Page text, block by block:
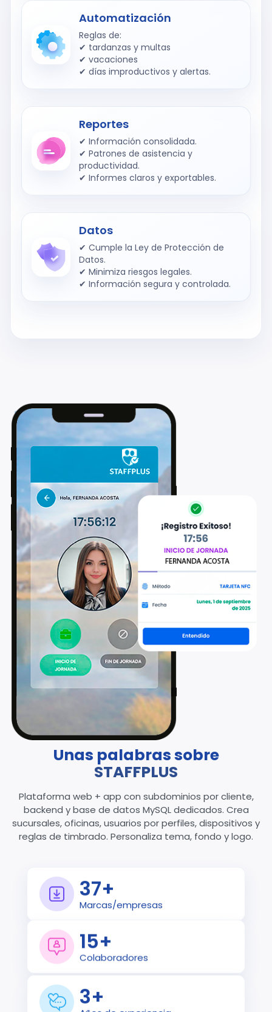
Automatización
Reglas de:
✔ tardanzas y multas
✔ vacaciones
✔ días improductivos y alertas.
Reportes
✔ Información consolidada.
✔ Patrones de asistencia y
productividad.
✔ Informes claros y exportables.
Datos
✔ Cumple la Ley de Protección de
Datos.
✔ Minimiza riesgos legales.
✔ Información segura y controlada.
Unas palabras sobre
STAFFPLUS
Plataforma web + app con subdominios por cliente,
backend y base de datos MySQL dedicados. Crea
sucursales, oficinas, usuarios por perfiles, dispositivos y
reglas de timbrado. Personaliza tema, fondo y logo.
37+
Marcas/empresas
15+
Colaboradores
3+